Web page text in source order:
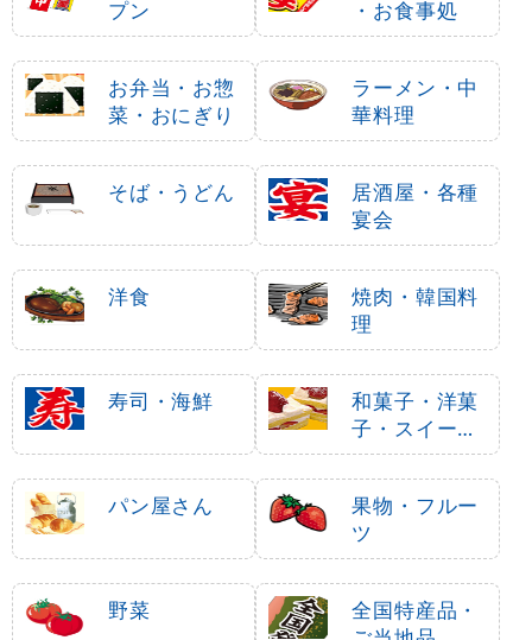
プン
・お食事処
お弁当・お惣
菜・おにぎり
ラーメン・中
華料理
そば・うどん
居酒屋・各種
宴会
洋食
焼肉・韓国料
理
寿司・海鮮
和菓子・洋菓
子・スイーツ
・アイス
パン屋さん
果物・フルー
ツ
野菜
全国特産品・